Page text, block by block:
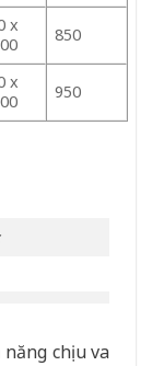
x
850
x
950
chịu va